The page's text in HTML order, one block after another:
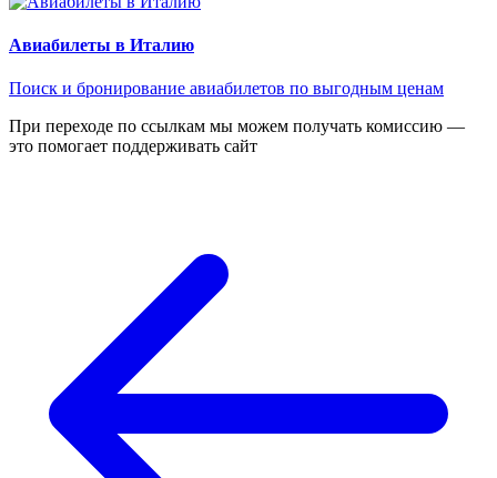
Авиабилеты в Италию
Поиск и бронирование авиабилетов по выгодным ценам
При переходе по ссылкам мы можем получать комиссию —
это помогает поддерживать сайт